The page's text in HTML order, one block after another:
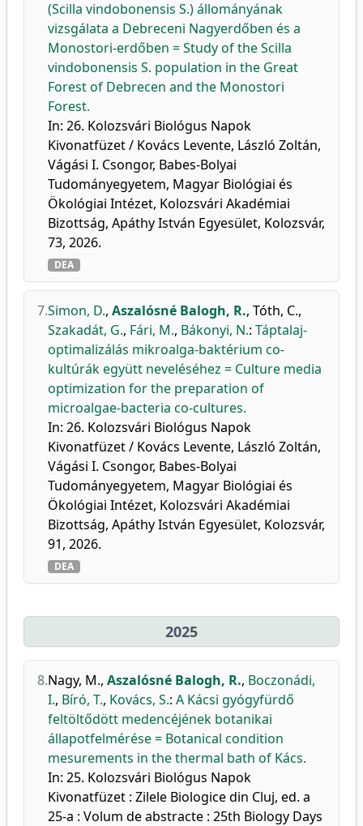
(Scilla vindobonensis S.) állományának
vizsgálata a Debreceni Nagyerdőben és a
Monostori-erdőben = Study of the Scilla
vindobonensis S. population in the Great
Forest of Debrecen and the Monostori
Forest.
In: 26. Kolozsvári Biológus Napok
Kivonatfüzet / Kovács Levente, László Zoltán,
Vágási I. Csongor, Babes-Bolyai
Tudományegyetem, Magyar Biológiai és
Ökológiai Intézet, Kolozsvári Akadémiai
Bizottság, Apáthy István Egyesület, Kolozsvár,
73, 2026.
DEA
7.Simon, D., Aszalósné Balogh, R., Tóth, C.,
Szakadát, G., Fári, M., Bákonyi, N.: Táptalaj-
optimalizálás mikroalga-baktérium co-
kultúrák együtt neveléséhez = Culture media
optimization for the preparation of
microalgae-bacteria co-cultures.
In: 26. Kolozsvári Biológus Napok
Kivonatfüzet / Kovács Levente, László Zoltán,
Vágási I. Csongor, Babes-Bolyai
Tudományegyetem, Magyar Biológiai és
Ökológiai Intézet, Kolozsvári Akadémiai
Bizottság, Apáthy István Egyesület, Kolozsvár,
91, 2026.
DEA
2025
8.Nagy, M., Aszalósné Balogh, R., Boczonádi,
I., Bíró, T., Kovács, S.: A Kácsi gyógyfürdő
feltöltődött medencéjének botanikai
állapotfelmérése = Botanical condition
mesurements in the thermal bath of Kács.
In: 25. Kolozsvári Biológus Napok
Kivonatfüzet : Zilele Biologice din Cluj, ed. a
25-a : Volum de abstracte : 25th Biology Days